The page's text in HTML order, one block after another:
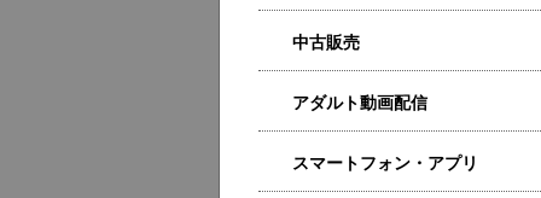
中古販売
アダルト動画配信
スマートフォン・アプリ